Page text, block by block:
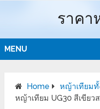
ราคา
MENU
Home
หญ้าเทียม
หญ้าเทียม UG30 สีเขียว